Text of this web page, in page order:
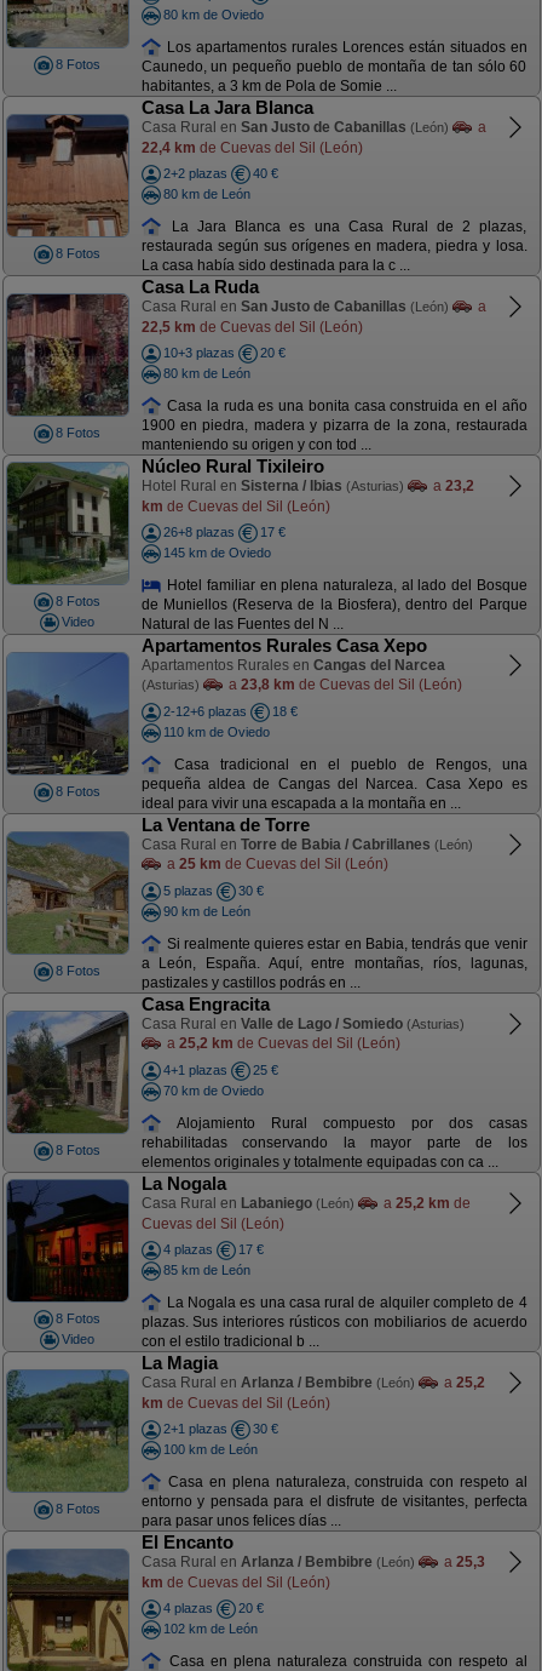
8 Fotos
80 km de Oviedo
Los apartamentos rurales Lorences están situados en
Caunedo, un pequeño pueblo de montaña de tan sólo 60
habitantes, a 3 km de Pola de Somie ...
8 Fotos
Casa La Jara Blanca
Casa Rural en San Justo de Cabanillas (León)
a
22,4 km de Cuevas del Sil (León)
2+2 plazas
40 €
80 km de León
La Jara Blanca es una Casa Rural de 2 plazas,
restaurada según sus orígenes en madera, piedra y losa.
La casa había sido destinada para la c ...
8 Fotos
Casa La Ruda
Casa Rural en San Justo de Cabanillas (León)
a
22,5 km de Cuevas del Sil (León)
10+3 plazas
20 €
80 km de León
Casa la ruda es una bonita casa construida en el año
1900 en piedra, madera y pizarra de la zona, restaurada
manteniendo su origen y con tod ...
8 Fotos
Video
Núcleo Rural Tixileiro
Hotel Rural en Sisterna / Ibias (Asturias) a 23,2
km de Cuevas del Sil (León)
26+8 plazas
17 €
145 km de Oviedo
Hotel familiar en plena naturaleza, al lado del Bosque
de Muniellos (Reserva de la Biosfera), dentro del Parque
Natural de las Fuentes del N ...
8 Fotos
Apartamentos Rurales Casa Xepo
Apartamentos Rurales en Cangas del Narcea
(Asturias) a 23,8 km de Cuevas del Sil (León)
2-12+6 plazas
18 €
110 km de Oviedo
Casa tradicional en el pueblo de Rengos, una
pequeña aldea de Cangas del Narcea. Casa Xepo es
ideal para vivir una escapada a la montaña en ...
8 Fotos
La Ventana de Torre
Casa Rural en Torre de Babia / Cabrillanes (León)
a 25 km de Cuevas del Sil (León)
5 plazas
30 €
90 km de León
Si realmente quieres estar en Babia, tendrás que venir
a León, España. Aquí, entre montañas, ríos, lagunas,
pastizales y castillos podrás en ...
8 Fotos
Casa Engracita
Casa Rural en Valle de Lago / Somiedo (Asturias)
a 25,2 km de Cuevas del Sil (León)
4+1 plazas
25 €
70 km de Oviedo
Alojamiento Rural compuesto por dos casas
rehabilitadas conservando la mayor parte de los
elementos originales y totalmente equipadas con ca ...
8 Fotos
Video
La Nogala
Casa Rural en Labaniego (León) a 25,2 km de
Cuevas del Sil (León)
4 plazas
17 €
85 km de León
La Nogala es una casa rural de alquiler completo de 4
plazas. Sus interiores rústicos con mobiliarios de acuerdo
con el estilo tradicional b ...
8 Fotos
La Magia
Casa Rural en Arlanza / Bembibre (León) a 25,2
km de Cuevas del Sil (León)
2+1 plazas
30 €
100 km de León
Casa en plena naturaleza, construida con respeto al
entorno y pensada para el disfrute de visitantes, perfecta
para pasar unos felices días ...
El Encanto
Casa Rural en Arlanza / Bembibre (León) a 25,3
km de Cuevas del Sil (León)
4 plazas
20 €
102 km de León
Casa en plena naturaleza construida con respeto al